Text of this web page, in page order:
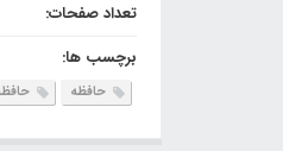
تعداد صفحات:
برچسب ها:
حافظه